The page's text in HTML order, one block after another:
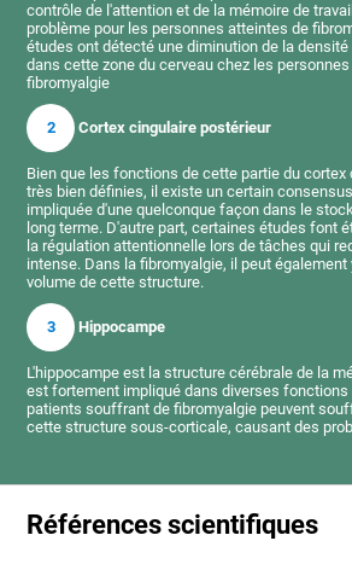
contrôle de l'attention et de la mémoire de
problème pour les personnes atteintes de
études ont détecté une diminution de la
dans cette zone du cerveau chez les
fibromyalgie
2 Cortex cingulaire postérieur
Bien que les fonctions de cette partie du cortex
très bien définies, il existe un certain
impliquée d'une quelconque façon dans le
long terme. D'autre part, certaines études font
la régulation attentionnelle lors de tâches qui
intense. Dans la fibromyalgie, il peut
volume de cette structure.
3 Hippocampe
L'hippocampe est la structure cérébrale de la
est fortement impliqué dans diverses fonctions
patients souffrant de fibromyalgie peuvent
cette structure sous-corticale, causant des
Références scientifiques